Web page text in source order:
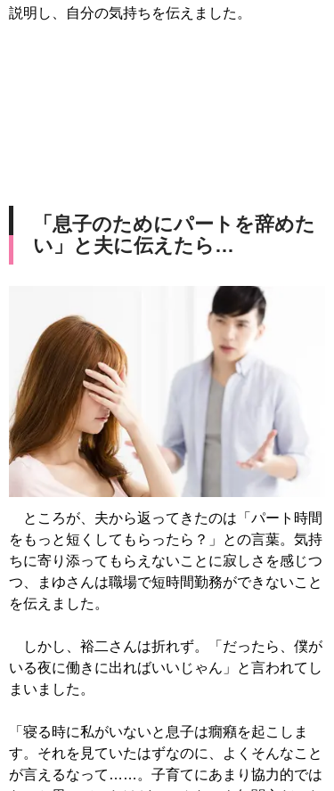
説明し、自分の気持ちを伝えました。
「息子のためにパートを辞めた
い」と夫に伝えたら…
ところが、夫から返ってきたのは「パート時間
をもっと短くしてもらったら？」との言葉。気持
ちに寄り添ってもらえないことに寂しさを感じつ
つ、まゆさんは職場で短時間勤務ができないこと
を伝えました。
しかし、裕二さんは折れず。「だったら、僕が
いる夜に働きに出ればいいじゃん」と言われてし
まいました。
「寝る時に私がいないと息子は癇癪を起こしま
す。それを見ていたはずなのに、よくそんなこと
が言えるなって……。子育てにあまり協力的では